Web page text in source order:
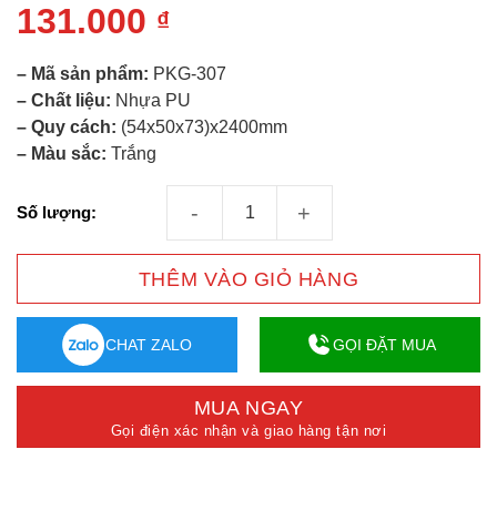
131.000 ₫
– Mã sản phẩm: PKG-307
– Chất liệu: Nhựa PU
– Quy cách: (54x50x73)x2400mm
– Màu sắc: Trắng
Số lượng:
THÊM VÀO GIỎ HÀNG
CHAT ZALO GỌI ĐẶT MUA
MUA NGAY
Gọi điện xác nhận và giao hàng tận nơi